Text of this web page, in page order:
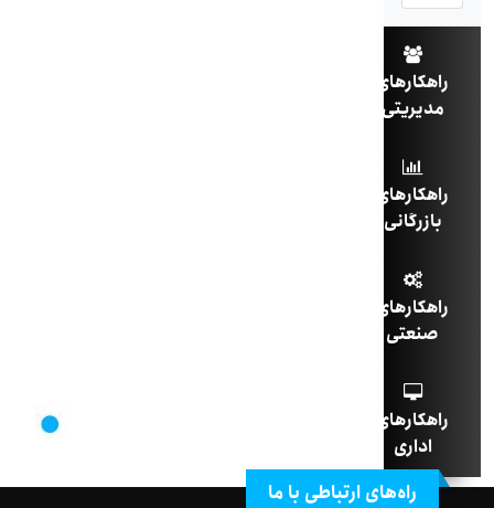
راهکارهای
مدیریتی
راهکارهای
بازرگانی
راهکارهای
صنعتی
راهکارهای
اداری
راه‌های ارتباطی با ما